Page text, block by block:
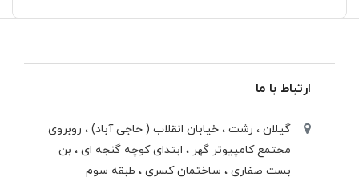
ارتباط با ما
گیلان ، رشت ، خيابان انقلاب ( حاجی آباد) ، روبروی
مجتمع كامپيوتر گهر ، ابتدای كوچه گنجه ای ، بن
بست صفاری ، ساختمان كسری ، طبقه سوم